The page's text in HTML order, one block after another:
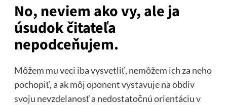
No, neviem ako vy, ale ja
úsudok čitateľa
nepodceňujem.
Môžem mu veci iba vysvetliť, nemôžem ich za neho
pochopiť, a ak môj oponent vystavuje na obdiv
svoju nevzdelanosť a nedostatočnú orientáciu v